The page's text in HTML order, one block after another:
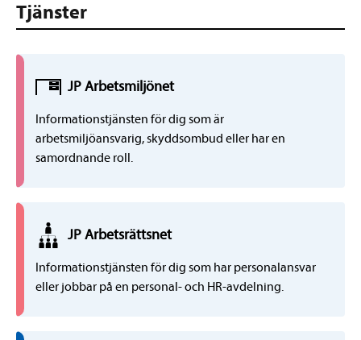
Tjänster
JPArbetsmiljönet
Informationstjänsten för dig som är
arbetsmiljöansvarig, skyddsombud eller har en
samordnande roll.
JPArbetsrättsnet
Informationstjänsten för dig som har personalansvar
eller jobbar på en personal- och HR-avdelning.